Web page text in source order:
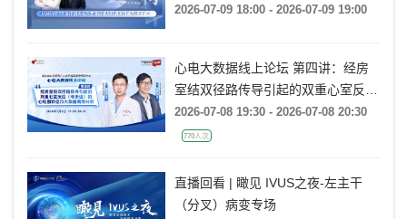
VALVE TF 治疗超大左心室流出道
2026-07-09 18:00 - 2026-07-09 19:00
心电大数据线上论坛 第四讲：经房
室结双径路传导引起的双重心室反应
(非折返)的心电图特征及大数据案例
分析
2026-07-08 19:30 - 2026-07-08 20:30
770人次
直播回看 | 瞰见 IVUS之夜-左主干
（分叉）病变专场